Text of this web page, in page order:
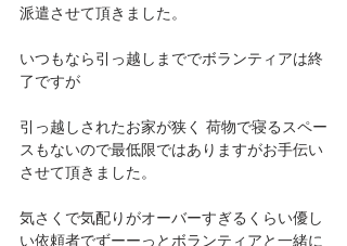
派遣させて頂きました。
いつもなら引っ越しまででボランティアは終
了ですが
引っ越しされたお家が狭く 荷物で寝るスペー
スもないので最低限ではありますがお手伝い
させて頂きました。
気さくで気配りがオーバーすぎるくらい優し
い依頼者でずーーっとボランティアと一緒に